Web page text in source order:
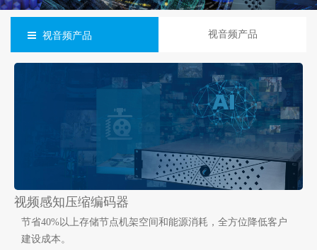
视音频产品 视音频产品
视频感知压缩编码器
节省40%以上存储节点机架空间和能源消耗，全方位降低客户
建设成本。